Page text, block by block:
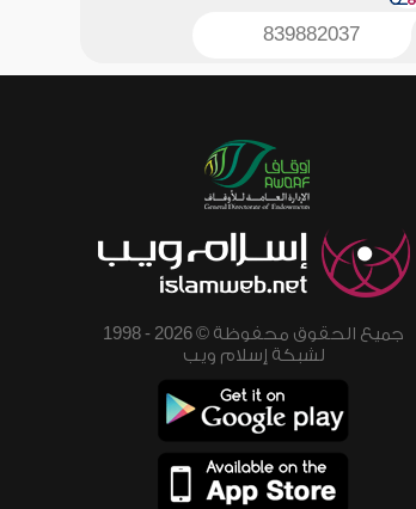
839882037
جميع الحقوق محفوظة © 2026 - 1998
لشبكة إسلام ويب